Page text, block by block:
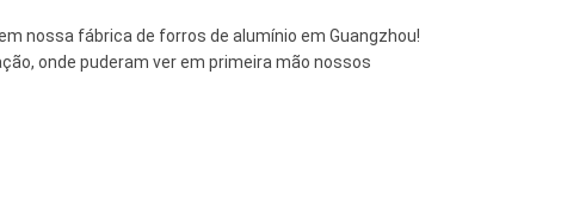
nossa fábrica de forros de alumínio em Guangzhou!
onde puderam ver em primeira mão nossos